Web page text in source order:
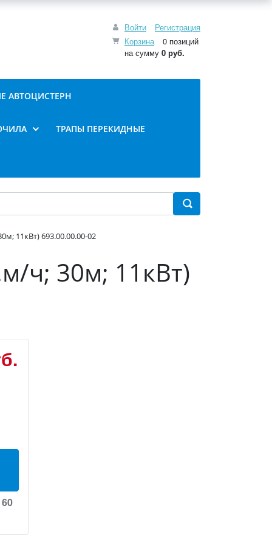
Войти
Регистрация
Корзина
0 позиций
на сумму 0 руб.
АВТОЦИСТЕРН
ТРАПЫ ПЕРЕКИДНЫЕ
11кВт) 693.00.00.00-02
ч; 30м; 11кВт)